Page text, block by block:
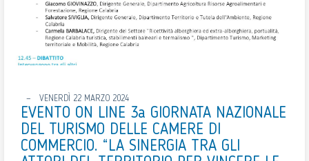
VENERDÌ 22 MARZO 2024
EVENTO ON LINE 3a GIORNATA NAZIONALE
DEL TURISMO DELLE CAMERE DI
COMMERCIO. “LA SINERGIA TRA GLI